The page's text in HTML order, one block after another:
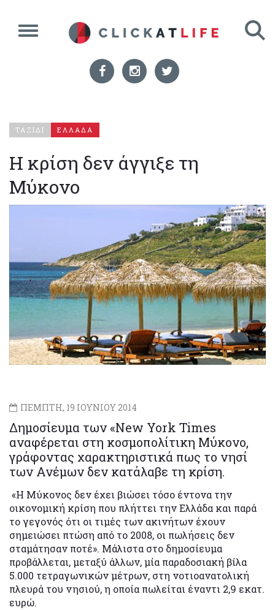
ΤΑΞΙΔΙ ΕΛΛΑΔΑ
Η κρίση δεν άγγιξε τη
Μύκονο
ΠΕΜΠΤΗ, 19 ΙΟΥΝΙΟΥ 2014
Δημοσίευμα των «New York Times
αναφέρεται στη κοσμοπολίτικη Μύκονο,
γράφοντας χαρακτηριστικά πως το νησί
των Ανέμων δεν κατάλαβε τη κρίση.
«Η Μύκονος δεν έχει βιώσει τόσο έντονα την
οικονομική κρίση που πλήττει την Ελλάδα και παρά
το γεγονός ότι οι τιμές των ακινήτων έχουν
σημειώσει πτώση από το 2008, οι πωλήσεις δεν
σταμάτησαν ποτέ». Μάλιστα στο δημοσίευμα
προβάλλεται, μεταξύ άλλων, μία παραδοσιακή βίλα
5.000 τετραγωνικών μέτρων, στη νοτιοανατολική
πλευρά του νησιού, η οποία πωλείται έναντι 2,9 εκατ.
ευρώ.